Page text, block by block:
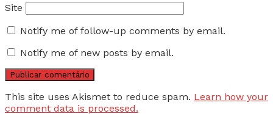
Site
Notify me of follow-up comments by email.
Notify me of new posts by email.
This site uses Akismet to reduce spam. Learn how your
comment data is processed.